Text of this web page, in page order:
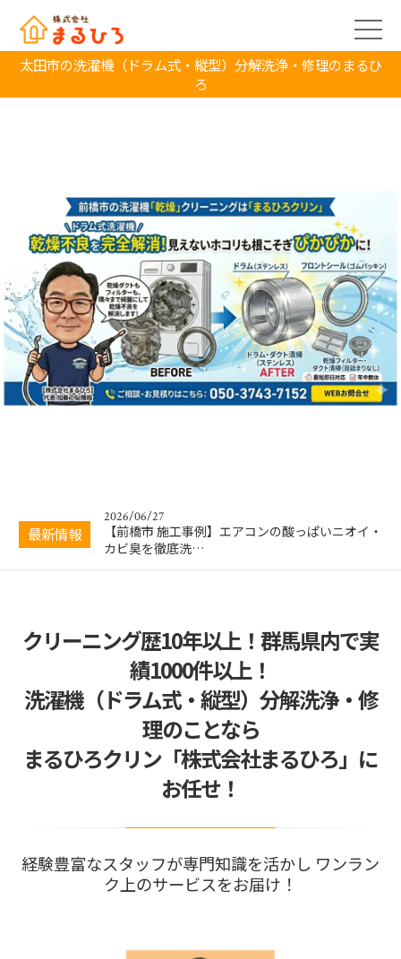
太田市の洗濯機（ドラム式・縦型）分解洗浄・修理のまるひ
ろ
最新情報
2026/04/12
2026/06/27
【前橋市 施工事例】エアコンの酸っぱいニオイ・
カビ臭を徹底洗…
2026/05/13
【日立ドラム式洗濯機】F02エラーで乾燥できな
い？BD-STX120HL…
2026/04/12
乾燥不良、パナソニック ドラム式 洗濯機クリー
ニング 前橋市横…
2026/07/01
洗濯したのに臭いが取れない！今すぐ試したい対
策5選
クリーニング歴10年以上！群馬県内で実
績1000件以上！
洗濯機（ドラム式・縦型）分解洗浄・修
理のことなら
まるひろクリン「株式会社まるひろ」に
お任せ！
経験豊富なスタッフが専門知識を活かし ワンラン
ク上のサービスをお届け！